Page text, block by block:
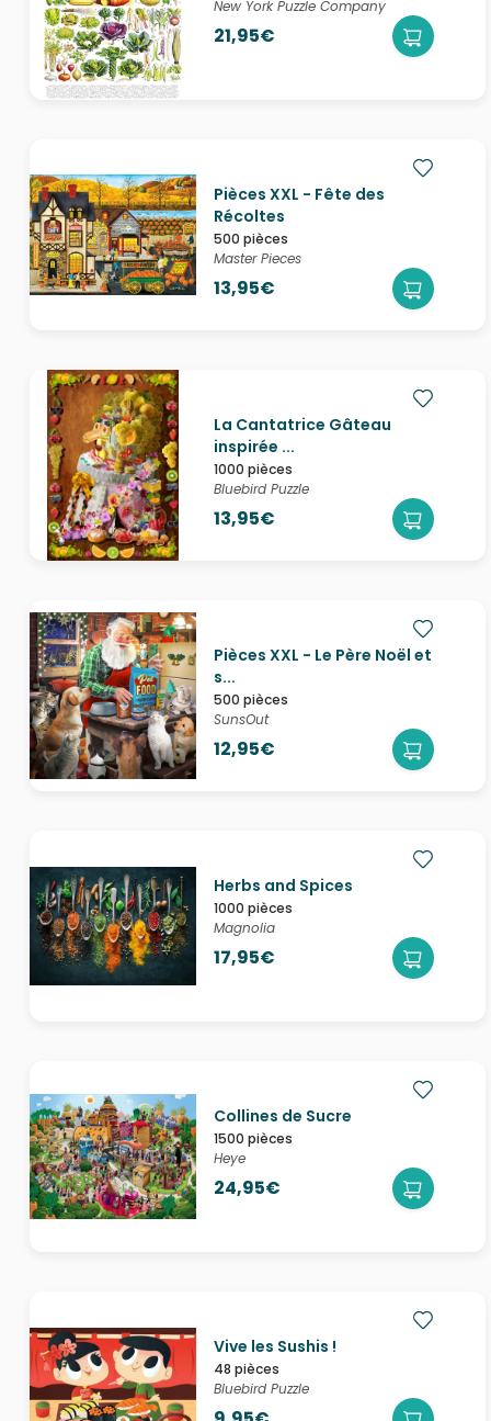
New York Puzzle Company
21,95€
Pièces XXL - Fête des
Récoltes
500 pièces
Master Pieces
13,95€
La Cantatrice Gâteau
inspirée ...
1000 pièces
Bluebird Puzzle
13,95€
Pièces XXL - Le Père Noël et
s...
500 pièces
SunsOut
12,95€
Herbs and Spices
1000 pièces
Magnolia
17,95€
Collines de Sucre
1500 pièces
Heye
24,95€
Vive les Sushis !
48 pièces
Bluebird Puzzle